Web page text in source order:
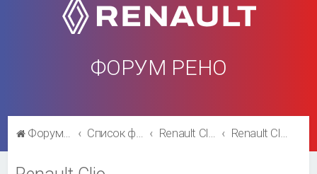
ФОРУМ РЕНО
Форум Рено Список форумов Renault Clio Renault Clio